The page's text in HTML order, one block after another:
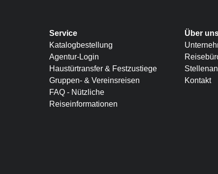
Service
Katalogbestellung
Agentur-Login
Haustürtransfer & Festzustiege
Gruppen- & Vereinsreisen
FAQ - Nützliche
Reiseinformationen
Über
Kontakt